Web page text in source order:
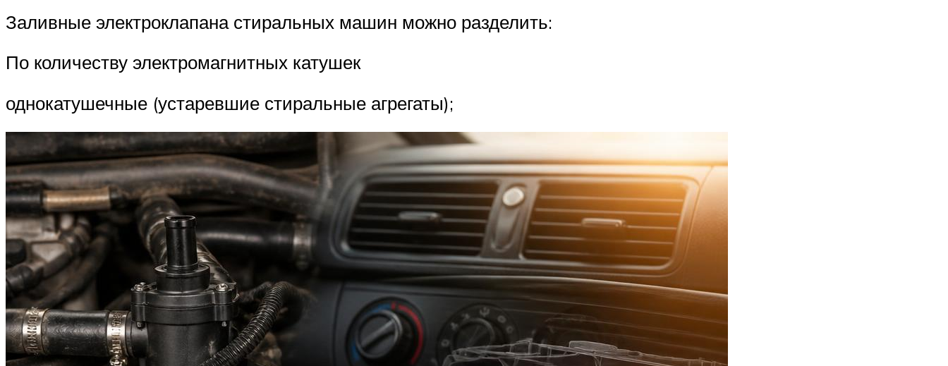
Заливные электроклапана стиральных машин можно разделить:
По количеству электромагнитных катушек
однокатушечные (устаревшие стиральные агрегаты);